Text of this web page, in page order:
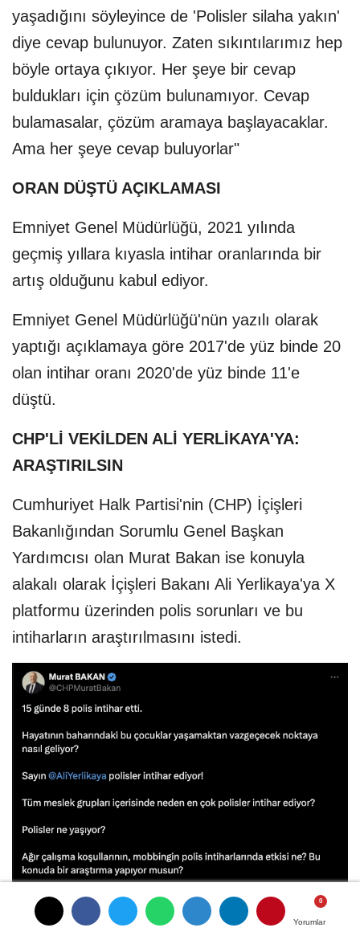
Yorumlar
Yorumlar
yaşadığını söyleyince de 'Polisler silaha yakın'
diye cevap bulunuyor. Zaten sıkıntılarımız hep
böyle ortaya çıkıyor. Her şeye bir cevap
buldukları için çözüm bulunamıyor. Cevap
bulamasalar, çözüm aramaya başlayacaklar.
Ama her şeye cevap buluyorlar"
ORAN DÜŞTÜ AÇIKLAMASI
Emniyet Genel Müdürlüğü, 2021 yılında
geçmiş yıllara kıyasla intihar oranlarında bir
artış olduğunu kabul ediyor.
Emniyet Genel Müdürlüğü'nün yazılı olarak
yaptığı açıklamaya göre 2017'de yüz binde 20
olan intihar oranı 2020'de yüz binde 11'e
düştü.
CHP'Lİ VEKİLDEN ALİ YERLİKAYA'YA:
ARAŞTIRILSIN
Cumhuriyet Halk Partisi'nin (CHP) İçişleri
Bakanlığından Sorumlu Genel Başkan
Yardımcısı olan Murat Bakan ise konuyla
alakalı olarak İçişleri Bakanı Ali Yerlikaya'ya X
platformu üzerinden polis sorunları ve bu
intiharların araştırılmasını istedi.